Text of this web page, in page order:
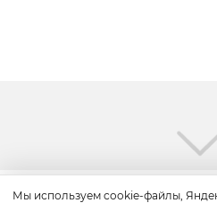
Мы используем cookie-файлы,